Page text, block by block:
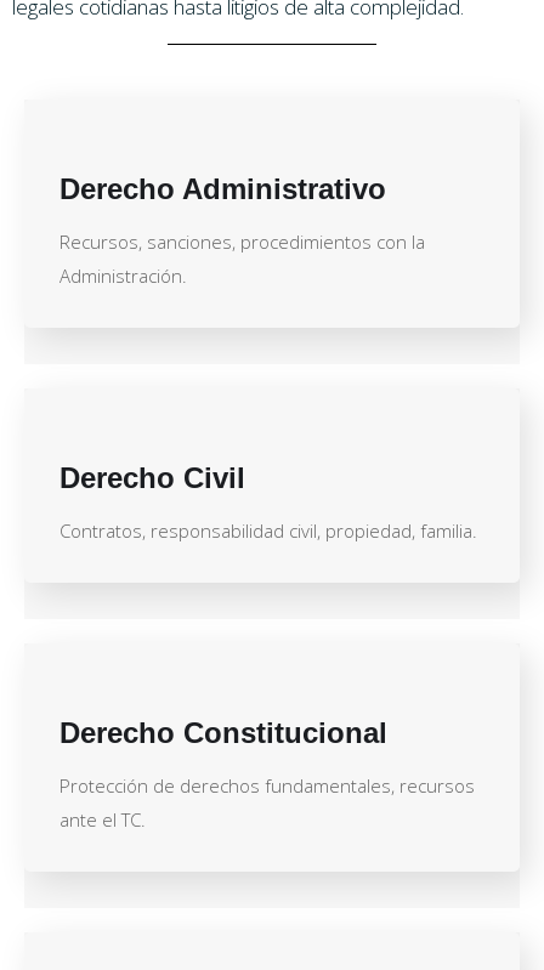
legales cotidianas hasta litigios de alta complejidad.
Derecho Administrativo
Recursos, sanciones, procedimientos con la
Administración.
Derecho Civil
Contratos, responsabilidad civil, propiedad, familia.
Derecho Constitucional
Protección de derechos fundamentales, recursos
ante el TC.